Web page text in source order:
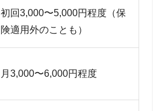
初回3,000〜5,000円程度（保
険適用外のことも）
月3,000〜6,000円程度